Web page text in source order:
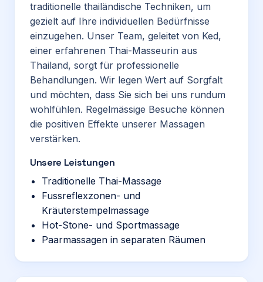
traditionelle thailändische Techniken, um
gezielt auf Ihre individuellen Bedürfnisse
einzugehen. Unser Team, geleitet von Ked,
einer erfahrenen Thai-Masseurin aus
Thailand, sorgt für professionelle
Behandlungen. Wir legen Wert auf Sorgfalt
und möchten, dass Sie sich bei uns rundum
wohlfühlen. Regelmässige Besuche können
die positiven Effekte unserer Massagen
verstärken.
Unsere Leistungen
Traditionelle Thai-Massage
Fussreflexzonen- und
Kräuterstempelmassage
Hot-Stone- und Sportmassage
Paarmassagen in separaten Räumen